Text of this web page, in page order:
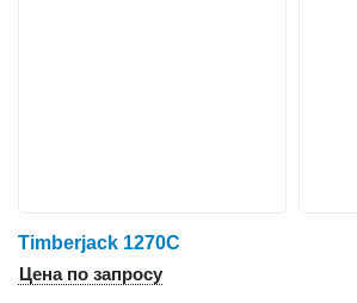
Timberjack 1270C
Цена по запросу